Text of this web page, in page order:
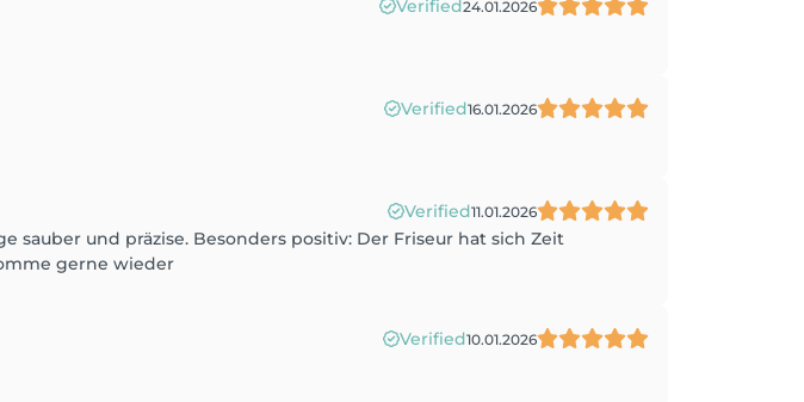
Verified24.01.2026
Verified16.01.2026
Verified11.01.2026
und präzise. Besonders positiv: Der Friseur hat sich Zeit
gerne wieder
Verified10.01.2026